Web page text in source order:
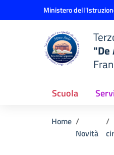
Vai ai contenuti
Vai al menu di navigazione
Ministero
"De
Scuola
Home
Novità